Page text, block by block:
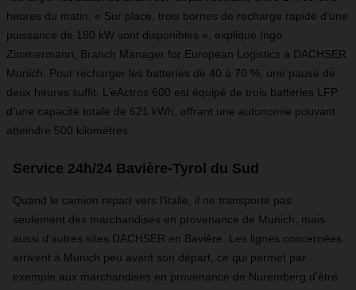
heures du matin. « Sur place, trois bornes de recharge rapide d’une
puissance de 180 kW sont disponibles », explique Ingo
Zimmermann, Branch Manager for European Logistics à DACHSER
Munich. Pour recharger les batteries de 40 à 70 %, une pause de
deux heures suffit. L’eActros 600 est équipé de trois batteries LFP
d’une capacité totale de 621 kWh, offrant une autonomie pouvant
atteindre 500 kilomètres.
Service 24h/24 Bavière-Tyrol du Sud
Quand le camion repart vers l'Italie, il ne transporte pas
seulement des marchandises en provenance de Munich, mais
aussi d'autres sites DACHSER en Bavière. Les lignes concernées
arrivent à Munich peu avant son départ, ce qui permet par
exemple aux marchandises en provenance de Nuremberg d'être